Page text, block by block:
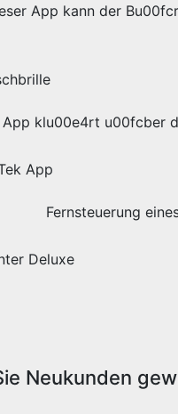
App kann der
App klu00e4rt u00fcber
Fernsteuerung
Neukunden